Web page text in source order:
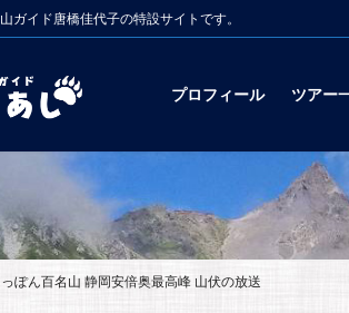
ガイド唐橋佳代子の特設サイトです。
プロフィール ツアー
ぽん百名山 静岡安倍奥最高峰 山伏の放送